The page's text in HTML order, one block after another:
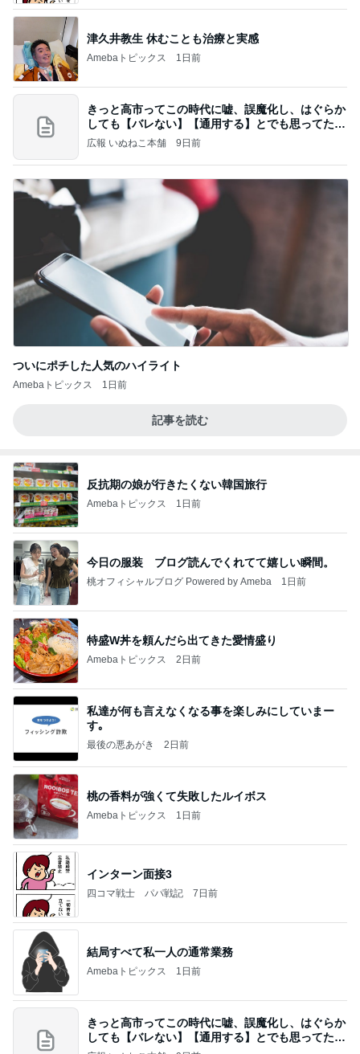
津久井教生 休むことも治療と実感
Amebaトピックス 1日前
きっと高市ってこの時代に嘘、誤魔化し、はぐらか
しても【バレない】【通用する】とでも思ってたん
だろ
広報 いぬねこ本舗 9日前
ついにポチした人気のハイライト
Amebaトピックス 1日前
記事を読む
反抗期の娘が行きたくない韓国旅行
Amebaトピックス 1日前
今日の服装 ブログ読んでくれてて嬉しい瞬間。
桃オフィシャルブログ Powered by Ameba 1日前
特盛W丼を頼んだら出てきた愛情盛り
Amebaトピックス 2日前
私達が何も言えなくなる事を楽しみにしていまー
す｡
最後の悪あがき 2日前
桃の香料が強くて失敗したルイボス
Amebaトピックス 1日前
インターン面接3
四コマ戦士 パパ戦記 7日前
結局すべて私一人の通常業務
Amebaトピックス 1日前
きっと高市ってこの時代に嘘、誤魔化し、はぐらか
しても【バレない】【通用する】とでも思ってたん